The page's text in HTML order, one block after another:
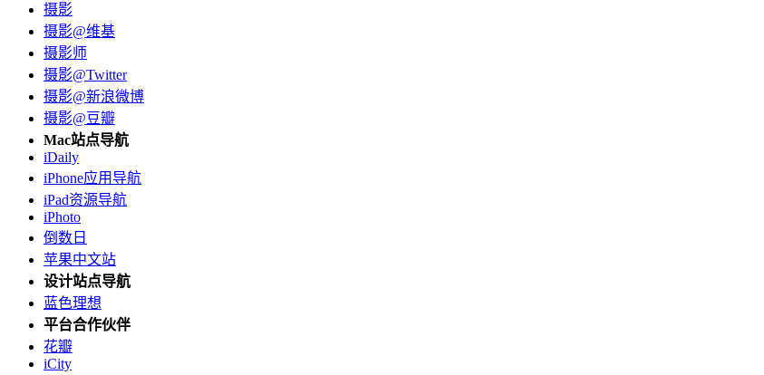
摄影
摄影@维基
摄影师
摄影@Twitter
摄影@新浪微博
摄影@豆瓣
Mac站点导航
iDaily
iPhone应用导航
iPad资源导航
iPhoto
倒数日
苹果中文站
设计站点导航
蓝色理想
平台合作伙伴
花瓣
iCity